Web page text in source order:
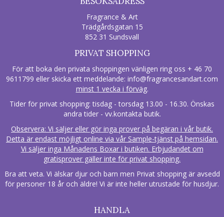
Fragrance & Art
Trädgårdsgatan 15
852 31 Sundsvall
PRIVAT SHOPPING
För att boka den privata shoppingen vänligen ring oss + 46 70
9611799 eller skicka ett meddelande: info@fragrancesandart.com
minst 1 vecka i förväg.
Tider för privat shopping: tisdag - torsdag 13.00 - 16.30. Önskas
andra tider - vv.kontakta butik.
Observera: Vi säljer eller gör inga prover på begäran i vår butik.
Detta är endast möjligt online via vår Sample-tjänst på hemsidan.
Vi säljer inga Månadens Boxar i butiken. Erbjudandet om
gratisprover gäller inte för privat shopping.
Bra att veta. Vi älskar djur och barn men Privat shopping är avsedd
för personer 18 år och äldre! Vi är inte heller utrustade för husdjur.
HANDLA